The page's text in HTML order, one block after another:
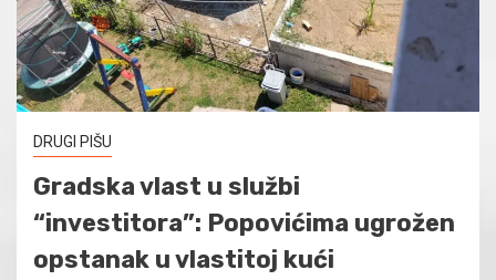
DRUGI PIŠU
Gradska vlast u službi
“investitora”: Popovićima ugrožen
opstanak u vlastitoj kući